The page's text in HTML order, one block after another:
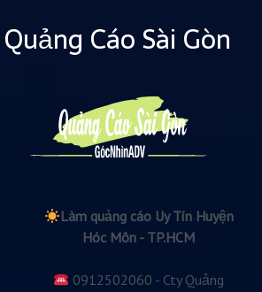
Quảng Cáo Sài Gòn
Làm quảng cáo Uy Tín Huyện
Hóc Môn - TP.HCM
0912502060 - Cty Quảng